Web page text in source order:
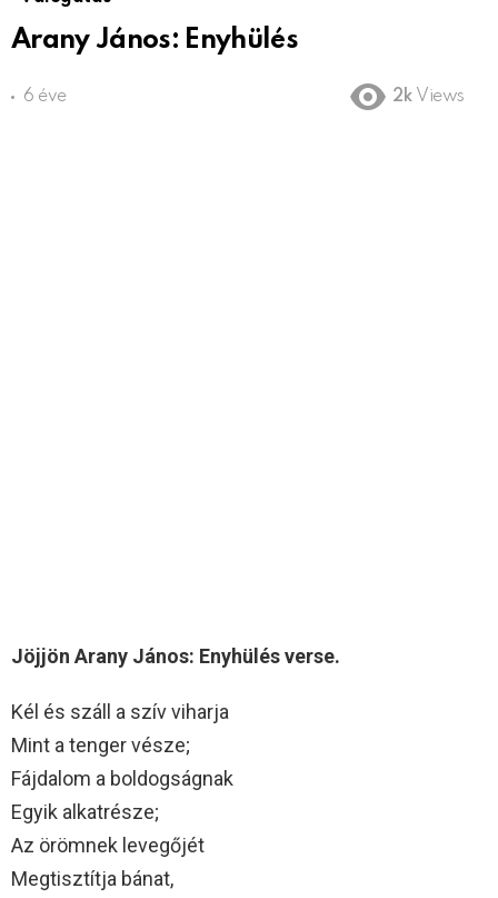
Arany János: Enyhülés
6 éve 2k Views
Jöjjön Arany János: Enyhülés verse.
Kél és száll a szív viharja
Mint a tenger vésze;
Fájdalom a boldogságnak
Egyik alkatrésze;
Az örömnek levegőjét
Megtisztítja bánat,